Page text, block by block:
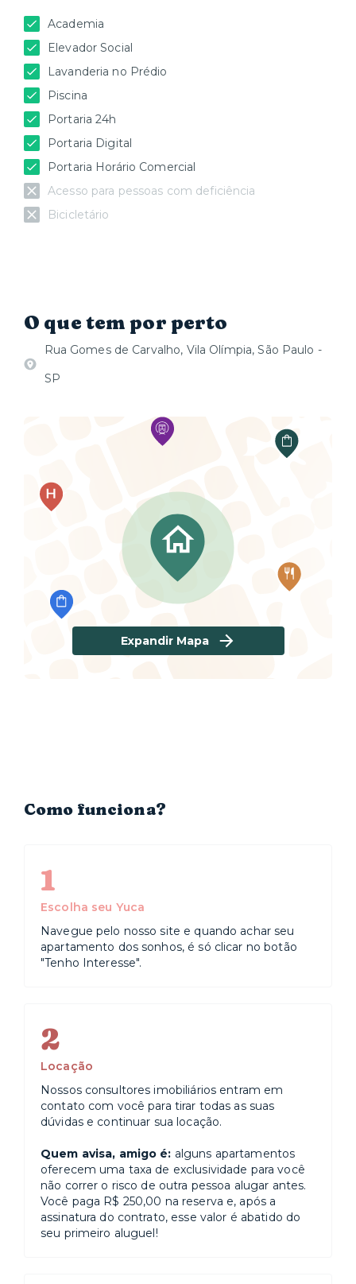
Academia
Elevador Social
Lavanderia no Prédio
Piscina
Portaria 24h
Portaria Digital
Portaria Horário Comercial
Acesso para pessoas com deficiência
Bicicletário
O que tem por perto
Rua Gomes de Carvalho, Vila Olímpia, São Paulo -
SP
Expandir Mapa
Como funciona?
1
Escolha seu Yuca
Navegue pelo nosso site e quando achar seu
apartamento dos sonhos, é só clicar no botão
"Tenho Interesse".
2
Locação
Nossos consultores imobiliários entram em
contato com você para tirar todas as suas
dúvidas e continuar sua locação.
Quem avisa, amigo é: alguns apartamentos
oferecem uma taxa de exclusividade para você
não correr o risco de outra pessoa alugar antes.
Você paga R$ 250,00 na reserva e, após a
assinatura do contrato, esse valor é abatido do
seu primeiro aluguel!